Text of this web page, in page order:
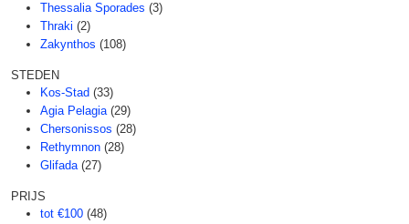
Thessalia Sporades (3)
Thraki (2)
Zakynthos (108)
STEDEN
Kos-Stad (33)
Agia Pelagia (29)
Chersonissos (28)
Rethymnon (28)
Glifada (27)
PRIJS
tot €100 (48)